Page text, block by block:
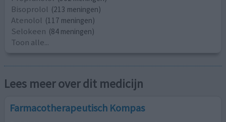
Bisoprolol (213 meningen)
Atenolol (117 meningen)
Selokeen (84 meningen)
Toon alle...
Lees meer over dit medicijn
Farmacotherapeutisch Kompas